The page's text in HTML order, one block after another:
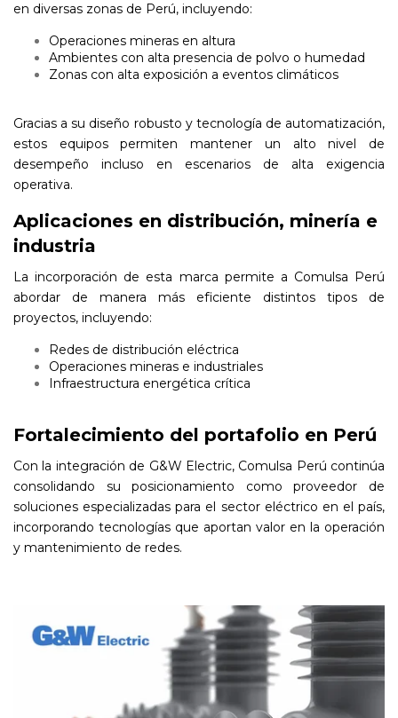
en diversas zonas de Perú, incluyendo:
Operaciones mineras en altura
Ambientes con alta presencia de polvo o humedad
Zonas con alta exposición a eventos climáticos
Gracias a su diseño robusto y tecnología de automatización,
estos equipos permiten mantener un alto nivel de
desempeño incluso en escenarios de alta exigencia
operativa.
Aplicaciones en distribución, minería e
industria
La incorporación de esta marca permite a Comulsa Perú
abordar de manera más eficiente distintos tipos de
proyectos, incluyendo:
Redes de distribución eléctrica
Operaciones mineras e industriales
Infraestructura energética crítica
Fortalecimiento del portafolio en Perú
Con la integración de G&W Electric, Comulsa Perú continúa
consolidando su posicionamiento como proveedor de
soluciones especializadas para el sector eléctrico en el país,
incorporando tecnologías que aportan valor en la operación
y mantenimiento de redes.